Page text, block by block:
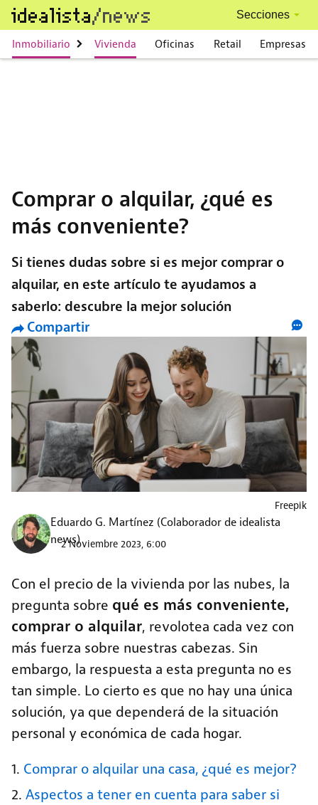
Skip to main content Secciones
Main navigation
Inmobiliario Vivienda Oficinas Retail Empresas
Comprar o alquilar, ¿qué es
más conveniente?
Si tienes dudas sobre si es mejor comprar o
alquilar, en este artículo te ayudamos a
saberlo: descubre la mejor solución
Compartir
Freepik
Eduardo G. Martínez (Colaborador de idealista
news)
2 Noviembre 2023, 6:00
Con el precio de la vivienda por las nubes, la
pregunta sobre qué es más conveniente,
comprar o alquilar, revolotea cada vez con
más fuerza sobre nuestras cabezas. Sin
embargo, la respuesta a esta pregunta no es
tan simple. Lo cierto es que no hay una única
solución, ya que dependerá de la situación
personal y económica de cada hogar.
Comprar o alquilar una casa, ¿qué es mejor?
Aspectos a tener en cuenta para saber si